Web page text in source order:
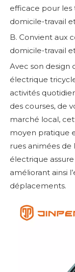
efficace pour les
domicile-travail
B. Convient aux
domicile-travail
Avec son design
électrique
activités
des courses, de
marché local,
moyen pratique
rues animées
électrique
améliorant ainsi
déplacements.